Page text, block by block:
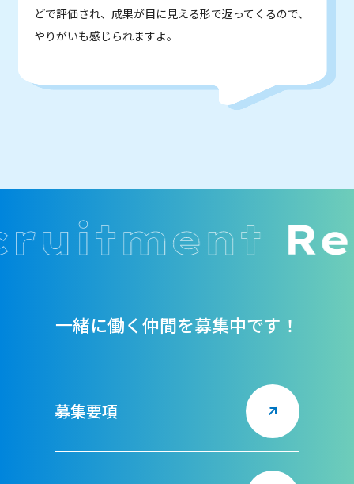
どで評価され、成果が目に見える形で返ってくるので、
やりがいも感じられますよ。
一緒に働く仲間を募集中です！
募集要項